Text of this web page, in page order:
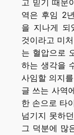
고 믿기 때문
역은 후임 2
을 지나게 되
것이라고 미
는 혈압으로
하는 생각을
사임할 의지
글 쓰는 사역
한 손으로 타
넘기지 못하
그 덕분에 많